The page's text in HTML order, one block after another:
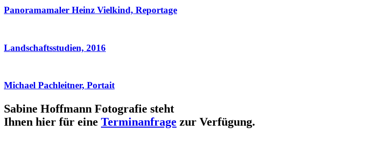
Panoramamaler Heinz Vielkind, Reportage
Landschaftsstudien, 2016
Michael Pachleitner, Portait
Sabine Hoffmann Fotografie steht
Ihnen hier für eine Terminanfrage zur Verfügung.